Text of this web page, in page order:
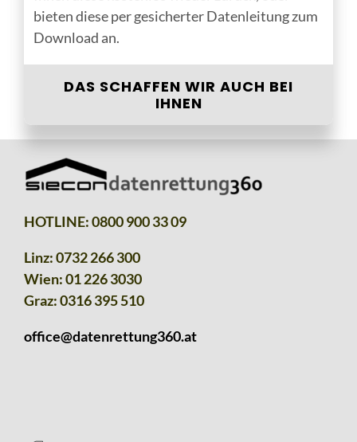
bieten diese per gesicherter Datenleitung zum
Download an.
DAS SCHAFFEN WIR AUCH BEI
IHNEN
HOTLINE:0800 900 33 09
Linz:0732 266 300
Wien:01 226 3030
Graz:0316 395 510
office@datenrettung360.at